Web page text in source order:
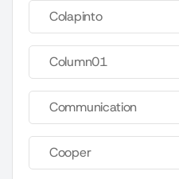
Colapinto
Column01
Communication
Cooper